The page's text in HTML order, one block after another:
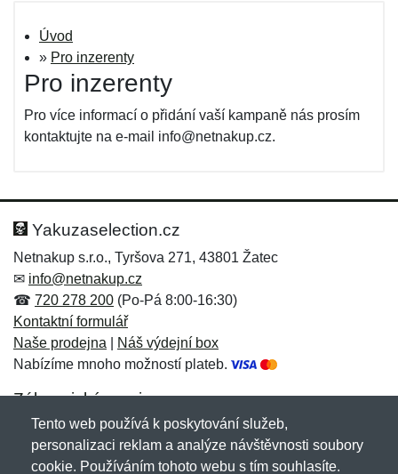
Úvod
» Pro inzerenty
Pro inzerenty
Pro více informací o přidání vaší kampaně nás prosím
kontaktujte na e-mail info@netnakup.cz.
Yakuzaselection.cz
Netnakup s.r.o., Tyršova 271, 43801 Žatec
✉ info@netnakup.cz
☎ 720 278 200 (Po-Pá 8:00-16:30)
Kontaktní formulář
Naše prodejna
Náš výdejní box
Nabízíme mnoho možností plateb.
Zákaznický servis
Novinky emailem
Tento web používá k poskytování služeb,
personalizaci reklam a analýze návštěvnosti soubory
cookie. Používáním tohoto webu s tím souhlasíte.